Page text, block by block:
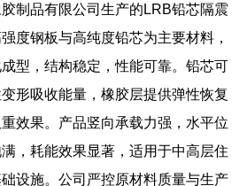
制品有限公司生产的LRB铅芯隔震
度钢板与高纯度铅芯为主要材料，
型，结构稳定，性能可靠。铅芯可
形吸收能量，橡胶层提供弹性恢复
效果。产品竖向承载力强，水平位
，耗能效果显著，适用于中高层住
设施。公司严控原材料质量与生产